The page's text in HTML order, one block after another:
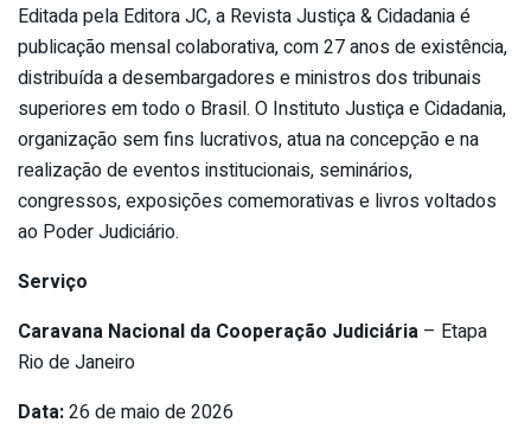
Editada pela Editora JC, a Revista Justiça & Cidadania é
publicação mensal colaborativa, com 27 anos de existência,
distribuída a desembargadores e ministros dos tribunais
superiores em todo o Brasil. O Instituto Justiça e Cidadania,
organização sem fins lucrativos, atua na concepção e na
realização de eventos institucionais, seminários,
congressos, exposições comemorativas e livros voltados
ao Poder Judiciário.
Serviço
Caravana Nacional da Cooperação Judiciária – Etapa
Rio de Janeiro
Data:26 de maio de 2026